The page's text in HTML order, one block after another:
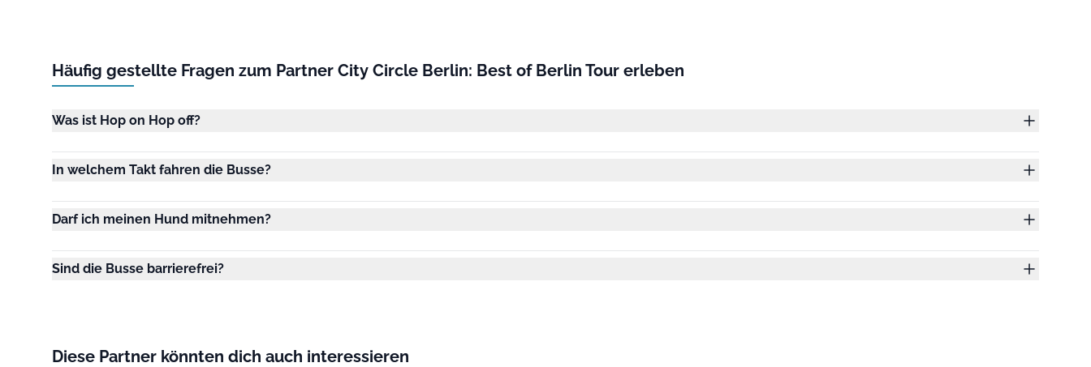
Häufig gestellte Fragen zum Partner City Circle Berlin: Best of Berlin Tour erleben
Was ist Hop on Hop off?
In welchem Takt fahren die Busse?
Darf ich meinen Hund mitnehmen?
Sind die Busse barrierefrei?
Diese Partner könnten dich auch interessieren